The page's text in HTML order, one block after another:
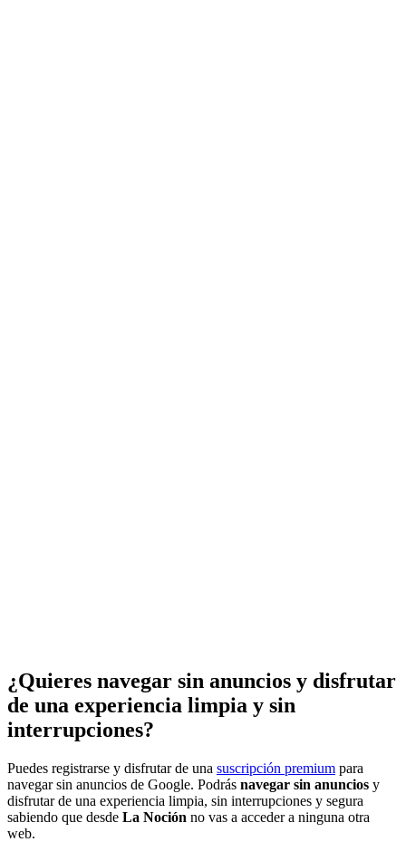
¿Quieres navegar sin anuncios y disfrutar
de una experiencia limpia y sin
interrupciones?
Puedes registrarse y disfrutar de una suscripción premium para
navegar sin anuncios de Google. Podrás navegar sin anuncios y
disfrutar de una experiencia limpia, sin interrupciones y segura
sabiendo que desde La Noción no vas a acceder a ninguna otra
web.